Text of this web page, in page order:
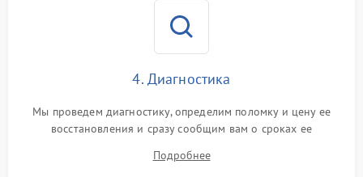
4. Диагностика
Мы проведем диагностику, определим поломку и цену ее
восстановления и сразу сообщим вам о сроках ее
Подробнее